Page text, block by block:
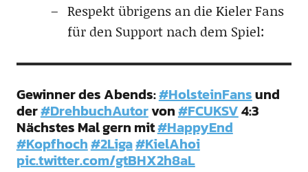
Respekt übrigens an die Kieler Fans
für den Support nach dem Spiel:
Gewinner des Abends:#HolsteinFansund
der#DrehbuchAutorvon#FCUKSV4:3
Nächstes Mal gern mit#HappyEnd
#Kopfhoch#2Liga#KielAhoi
pic.twitter.com/gtBHX2h8aL